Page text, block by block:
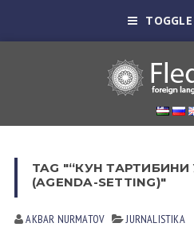
TAG "“КУН
(AGENDA-SETTING)"
AKBAR NURMATOV JURNALISTIKA